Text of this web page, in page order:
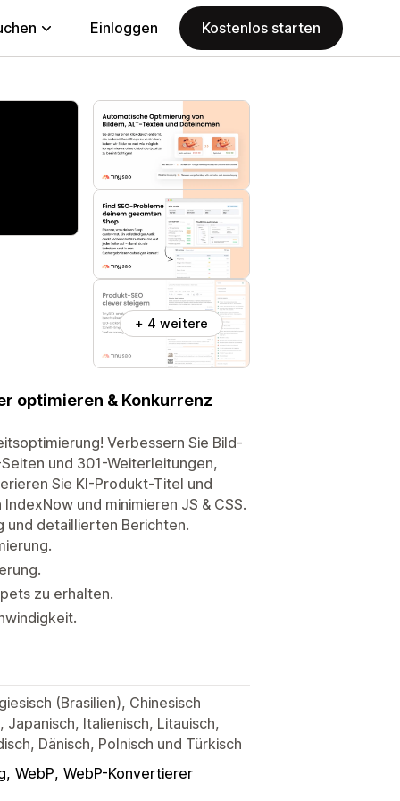
Einloggen Kostenlos starten
+ 4 weitere
optimieren & Konkurrenz
Verbessern Sie Bild-
und 301-Weiterleitungen,
Sie KI-Produkt-Titel und
und minimieren JS & CSS.
und detaillierten Berichten.
zu erhalten.
(Brasilien), Chinesisch
Italienisch, Litauisch,
Dänisch, Polnisch und Türkisch
WebP WebP-Konvertierer